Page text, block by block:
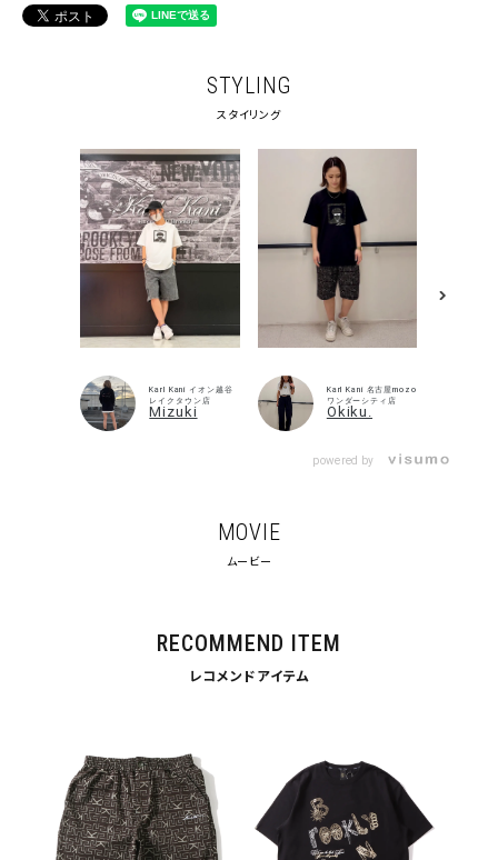
並び順
カテゴリ
STYLING
スタイリング
Karl Kani イオン越谷
レイクタウン店
Mizuki
Karl Kani 名古屋mozo
ワンダーシティ店
Okiku.
powered by
MOVIE
ムービー
RECOMMEND ITEM
レコメンドアイテム